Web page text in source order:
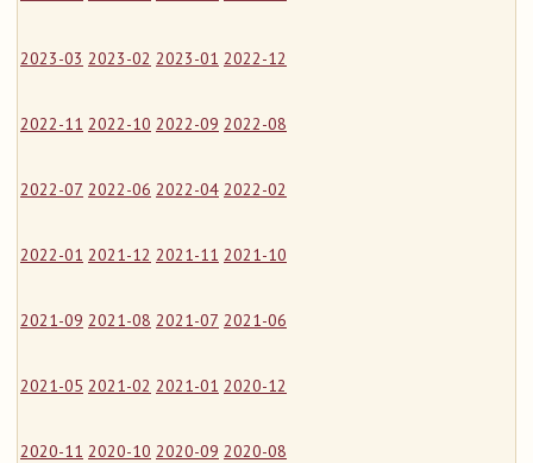
2023-03 2023-02 2023-01 2022-12
2022-11 2022-10 2022-09 2022-08
2022-07 2022-06 2022-04 2022-02
2022-01 2021-12 2021-11 2021-10
2021-09 2021-08 2021-07 2021-06
2021-05 2021-02 2021-01 2020-12
2020-11 2020-10 2020-09 2020-08